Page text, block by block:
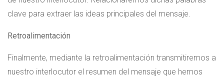
clave para extraer las ideas principales del mensaje.
Retroalimentación
Finalmente, mediante la retroalimentación transmitiremos a
nuestro interlocutor el resumen del mensaje que hemos